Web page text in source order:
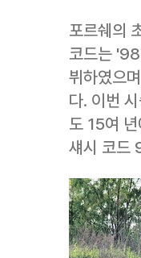
포르쉐의
코드는
뷔하였으
다. 이번
도 15여
섀시 코드